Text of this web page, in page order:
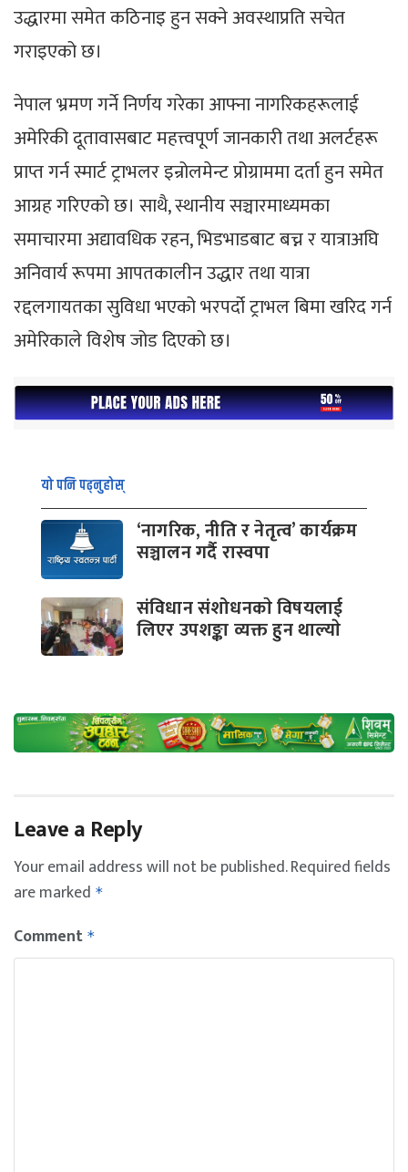
उद्धारमा समेत कठिनाइ हुन सक्ने अवस्थाप्रति सचेत
गराइएको छ।
नेपाल भ्रमण गर्ने निर्णय गरेका आफ्ना नागरिकहरूलाई
अमेरिकी दूतावासबाट महत्त्वपूर्ण जानकारी तथा अलर्टहरू
प्राप्त गर्न स्मार्ट ट्राभलर इन्रोलमेन्ट प्रोग्राममा दर्ता हुन समेत
आग्रह गरिएको छ। साथै, स्थानीय सञ्चारमाध्यमका
समाचारमा अद्यावधिक रहन, भिडभाडबाट बच्न र यात्राअघि
अनिवार्य रूपमा आपतकालीन उद्धार तथा यात्रा
रद्दलगायतका सुविधा भएको भरपर्दो ट्राभल बिमा खरिद गर्न
अमेरिकाले विशेष जोड दिएको छ।
यो पनि पढ्नुहोस्
‘नागरिक, नीति र नेतृत्व’ कार्यक्रम
सञ्चालन गर्दै रास्वपा
संविधान संशोधनकाे विषयलाई
लिएर उपशङ्का व्यक्त हुन थाल्याे
Leave a Reply
Your email address will not be published.Required fields
are marked *
Comment *